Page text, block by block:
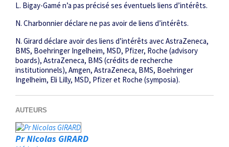
L. Bigay-Gamé n’a pas précisé ses éventuels liens d’intérêts.
N. Charbonnier déclare ne pas avoir de liens d’intérêts.
N. Girard déclare avoir des liens d’intérêts avec AstraZeneca,
BMS, Boehringer Ingelheim, MSD, Pfizer, Roche (advisory
boards), AstraZeneca, BMS (crédits de recherche
institutionnels), Amgen, AstraZeneca, BMS, Boehringer
Ingelheim, Eli Lilly, MSD, Pfizer et Roche (symposia).
AUTEURS
Pr Nicolas GIRARD